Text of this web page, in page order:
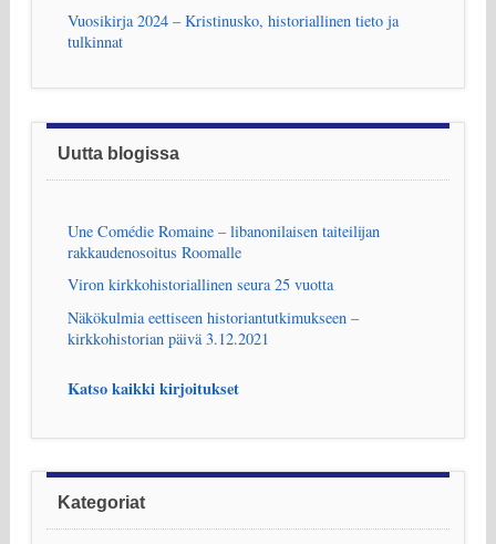
Vuosikirja 2024 – Kristinusko, historiallinen tieto ja
tulkinnat
Uutta blogissa
Une Comédie Romaine – libanonilaisen taiteilijan
rakkaudenosoitus Roomalle
Viron kirkkohistoriallinen seura 25 vuotta
Näkökulmia eettiseen historiantutkimukseen –
kirkkohistorian päivä 3.12.2021
Katso kaikki kirjoitukset
Kategoriat